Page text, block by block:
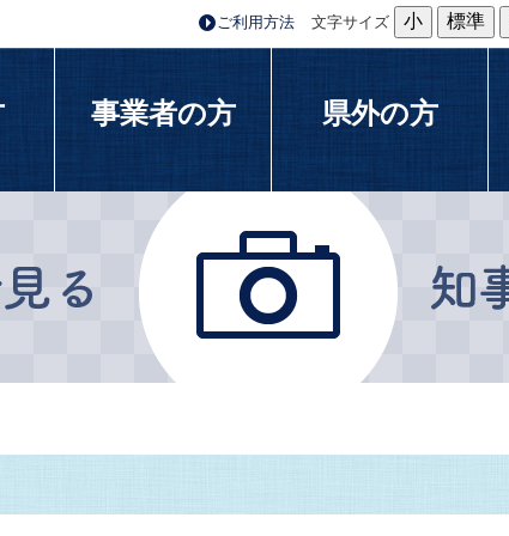
ご利用方法 文字サイズ 小 標準
事業者の方 県外の方